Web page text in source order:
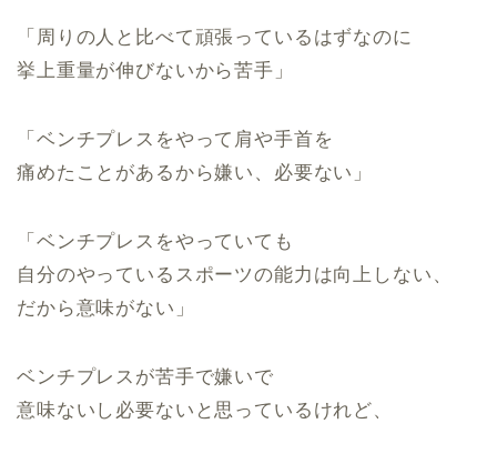
「周りの人と比べて頑張っているはずなのに
挙上重量が伸びないから苦手」
「ベンチプレスをやって肩や手首を
痛めたことがあるから嫌い、必要ない」
「ベンチプレスをやっていても
自分のやっているスポーツの能力は向上しない、
だから意味がない」
ベンチプレスが苦手で嫌いで
意味ないし必要ないと思っているけれど、